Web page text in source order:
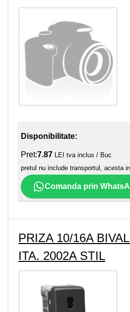
Disponibilitate:
Pret:7.87 LEI tva inclus / Buc
pretul nu include transportul, acesta
Comanda prin
PRIZA 10/16A
ITA. 2002A STIL